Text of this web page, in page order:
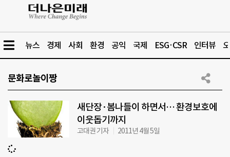
뉴스 경제 사회 환경 공익 국제 ESG·CSR 인터뷰
문화로놀이짱
새단장·봄나들이 하면서… 환경보호에
이웃돕기까지
고대권 기자 2011년 4월 5일